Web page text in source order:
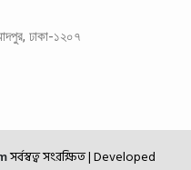
ঢাকা-১২০৭
সর্বস্বত্ব সংরক্ষিত| Developed